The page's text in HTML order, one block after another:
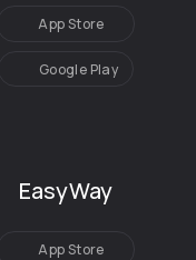
App Store
Google Play
EasyWay
App Store